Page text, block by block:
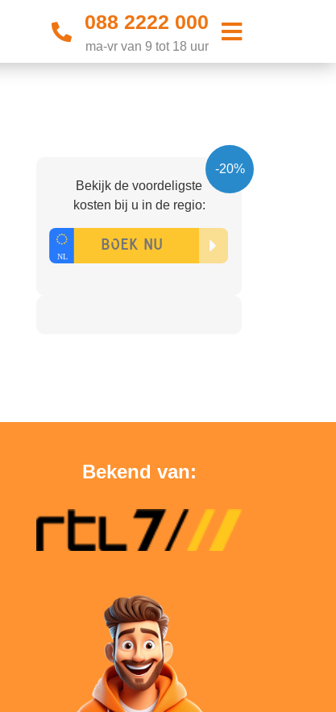
088 2222 000
ma-vr van 9 tot 18 uur
-20%
Bekijk de voordeligste
kosten bij u in de regio:
Bekend van: